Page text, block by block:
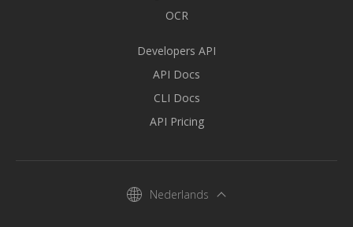
OCR
Developers API
API Docs
CLI Docs
API Pricing
Nederlands